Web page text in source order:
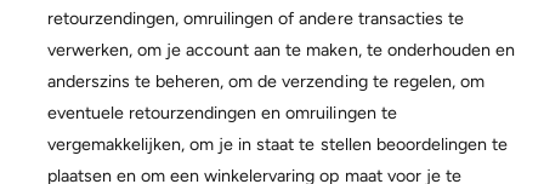
retourzendingen, omruilingen of andere transacties te
verwerken, om je account aan te maken, te onderhouden en
anderszins te beheren, om de verzending te regelen, om
eventuele retourzendingen en omruilingen te
vergemakkelijken, om je in staat te stellen beoordelingen te
plaatsen en om een winkelervaring op maat voor je te